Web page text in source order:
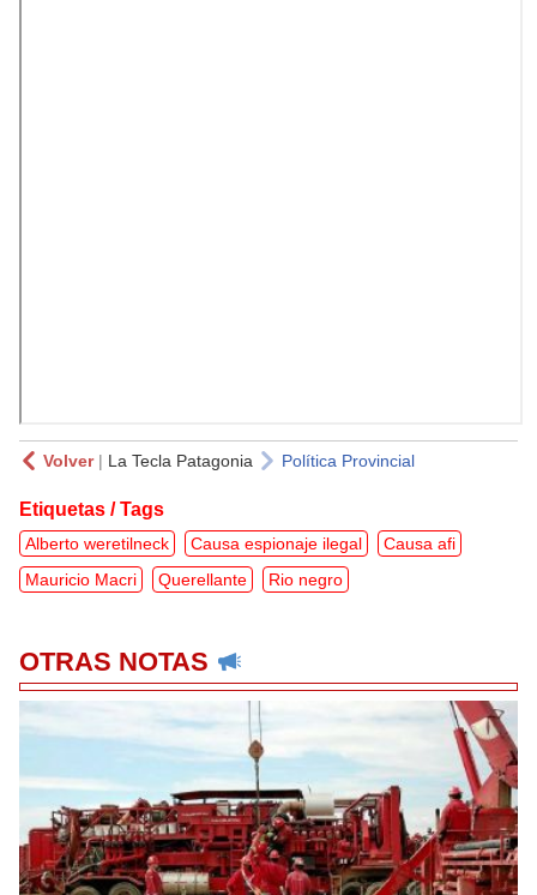
Volver| La Tecla Patagonia Política Provincial
Etiquetas / Tags
Alberto weretilneck Causa espionaje ilegal
Causa afi
Mauricio Macri
Querellante Rio negro
OTRAS NOTAS